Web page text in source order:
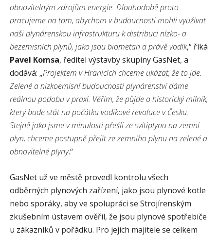
obnovitelným zdrojům energie. Dlouhodobě proto
pracujeme na tom, abychom v budoucnosti mohli využívat
naši plynárenskou infrastrukturu k distribuci nízko- a
bezemisních plynů, jako jsou biometan a právě vodík,“ říká
Pavel Komsa, ředitel výstavby skupiny GasNet, a
dodává: „Projektem v Hranicích chceme ukázat, že to jde.
Zelené a nízkoemisní budoucnosti plynárenství dáme
reálnou podobu v praxi. Věřím, že půjde o historický milník,
který bude stát na počátku vodíkové revoluce v Česku.
Stejně jako jsme v minulosti přešli ze svítiplynu na zemní
plyn, chceme postupně přejít ze zemního plynu na zelené a
obnovitelné plyny.“
GasNet už ve městě provedl kontrolu všech
odběrných plynových zařízení, jako jsou plynové kotle
nebo sporáky, aby ve spolupráci se Strojírenským
zkušebním ústavem ověřil, že jsou plynové spotřebiče
u zákazníků v pořádku. Pro jejich majitele se celkem